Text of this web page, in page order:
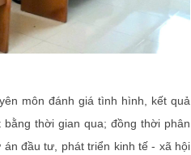
môn đánh giá tình hình, kết quả
thời gian qua; đồng thời phân
đầu tư, phát triển kinh tế - xã hội